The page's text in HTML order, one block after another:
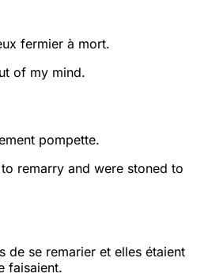
fermier à mort.
of my mind.
pompette.
remarry and were stoned to
de se remarier et elles étaient
faisaient.